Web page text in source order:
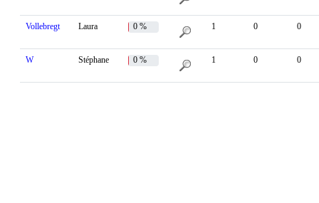
Vollebregt Laura 0 % 1 0 0
W Stéphane 0 % 1 0 0